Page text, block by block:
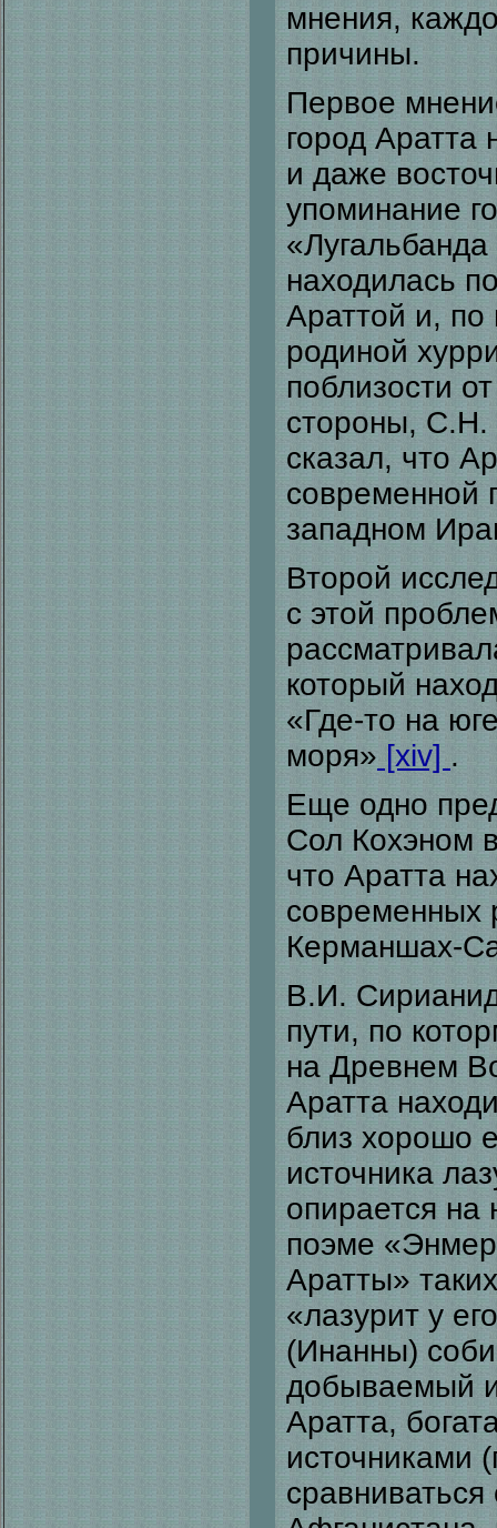
мнения,
причины.
Первое
город Аратта
и даже
упоминание
находилась
Араттой и,
родиной
поблизости
стороны, С.Н.
сказал, что
современной
западном
Второй
с этой
который
«Где-то на
моря» [xiv] .
Еще одно
Сол Кохэном
что Аратта
современных
Керманшах-
В.И.
пути, по
на Древнем
Аратта
близ хорошо
источника
опирается на
поэме
Аратты»
«лазурит у
(Инанны)
добываемый
Аратта,
источниками